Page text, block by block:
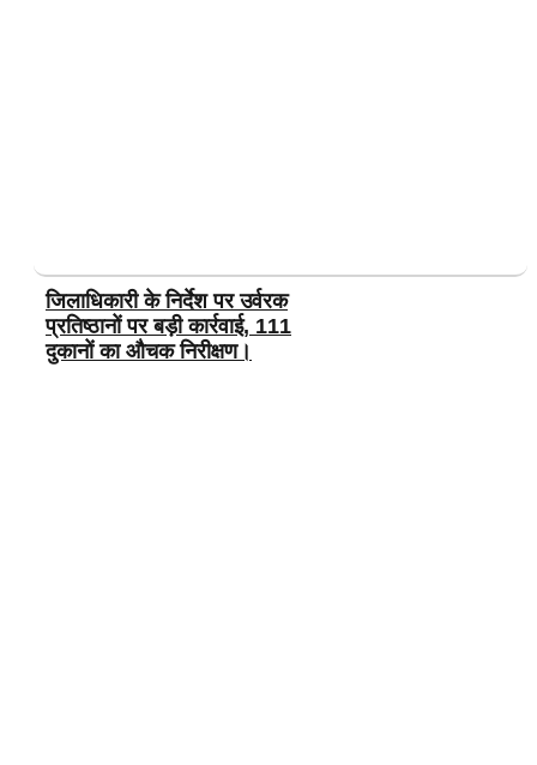
जिलाधिकारी के निर्देश पर उर्वरक
प्रतिष्ठानों पर बड़ी कार्रवाई, 111
दुकानों का औचक निरीक्षण।